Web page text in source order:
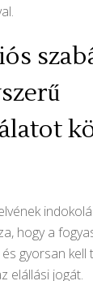
hogy a
gyorsan kell
elállási jogát.